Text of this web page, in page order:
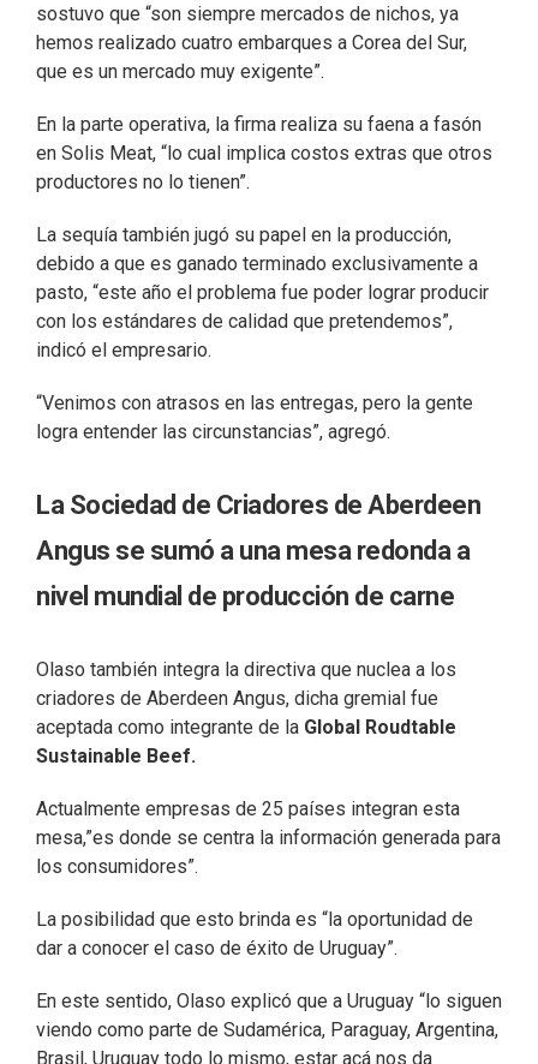
sostuvo que “son siempre mercados de nichos, ya
hemos realizado cuatro embarques a Corea del Sur,
que es un mercado muy exigente”.
En la parte operativa, la firma realiza su faena a fasón
en Solis Meat, “lo cual implica costos extras que otros
productores no lo tienen”.
La sequía también jugó su papel en la producción,
debido a que es ganado terminado exclusivamente a
pasto, “este año el problema fue poder lograr producir
con los estándares de calidad que pretendemos”,
indicó el empresario.
“Venimos con atrasos en las entregas, pero la gente
logra entender las circunstancias”, agregó.
La Sociedad de Criadores de Aberdeen
Angus se sumó a una mesa redonda a
nivel mundial de producción de carne
Olaso también integra la directiva que nuclea a los
criadores de Aberdeen Angus, dicha gremial fue
aceptada como integrante de la Global Roudtable
Sustainable Beef.
Actualmente empresas de 25 países integran esta
mesa,”es donde se centra la información generada para
los consumidores”.
La posibilidad que esto brinda es “la oportunidad de
dar a conocer el caso de éxito de Uruguay”.
En este sentido, Olaso explicó que a Uruguay “lo siguen
viendo como parte de Sudamérica, Paraguay, Argentina,
Brasil, Uruguay todo lo mismo, estar acá nos da